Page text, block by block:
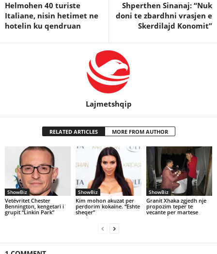
Helmohen 40 turiste
Italiane, nisin hetimet ne
hotelin ku qendruan
Shperthen Sinanaj: “Nuk
doni te zbardhni vrasjen e
Skerdilajd Konomit”
Lajmetshqip
RELATED ARTICLES MORE FROM AUTHOR
ShowBiz
Vetëvritet Chester
Bennington, kengetari i
grupit “Linkin Park”
ShowBiz
Kim mohon akuzat per
perdorim kokaine. “Eshte
sheqer”
ShowBiz
Granit Xhaka zgjedh nje
propozim teper te
vecante per martese